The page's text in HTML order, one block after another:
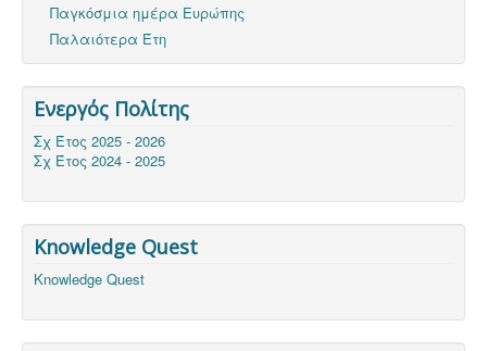
Παγκόσμια ημέρα Ευρώπης
Παλαιότερα Έτη
Ενεργός Πολίτης
Σχ Έτος 2025 - 2026
Σχ Έτος 2024 - 2025
Knowledge Quest
Knowledge Quest